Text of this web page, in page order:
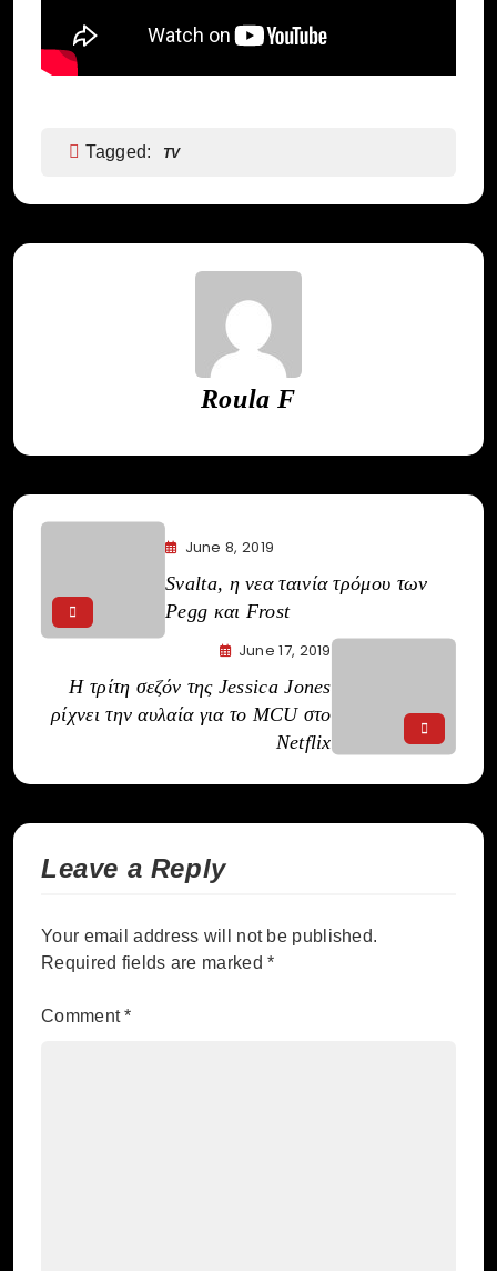
Tagged: TV
Roula F
June 8, 2019
Svalta, η νεα ταινία τρόμου των
Pegg και Frost
June 17, 2019
Η τρίτη σεζόν της Jessica Jones
ρίχνει την αυλαία για το MCU στο
Netflix
Leave a Reply
Your email address will not be published.
Required fields are marked*
Comment*